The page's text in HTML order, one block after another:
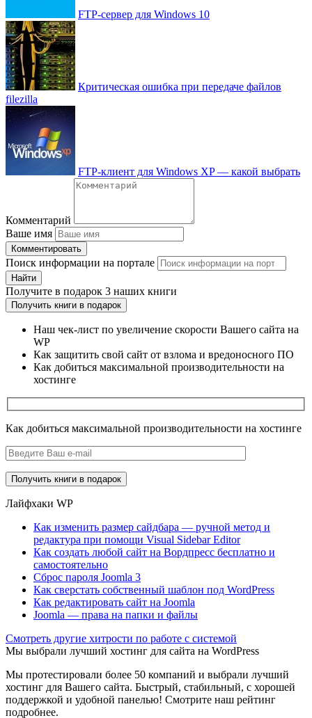
FTP-сервер для Windows 10
Критическая ошибка при передаче файлов
filezilla
FTP-клиент для Windows XP — какой выбрать
Комментарий
Ваше имя
Комментировать
Поиск информации на портале
Найти
Получите в подарок 3 наших книги
Получить книги в подарок
Наш чек-лист по увеличение скорости Вашего сайта на
WP
Как защитить свой сайт от взлома и вредоносного ПО
Как добиться максимальной производительности на
хостинге
Как добиться максимальной производительности на хостинге
Лайфхаки WP
Как изменить размер сайдбара — ручной метод и
редактура при помощи Visual Sidebar Editor
Как создать любой сайт на Вордпресс бесплатно и
самостоятельно
Сброс пароля Joomla 3
Как сверстать собственный шаблон под WordPress
Как редактировать сайт на Joomla
Joomla — права на папки и файлы
Cмотреть другие хитрости по работе с системой
Мы выбрали лучший хостинг для сайта на WordPress
Мы протестировали более 50 компаний и выбрали лучший
хостинг для Вашего сайта. Быстрый, стабильный, с хорошей
поддержкой и удобной панелью! Смотрите наш рейтинг
подробнее.